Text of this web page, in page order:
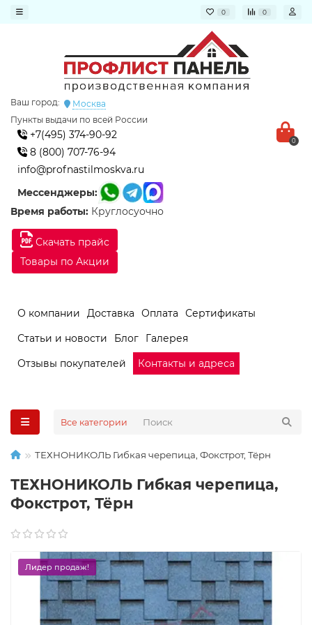
0 0
Скачать прайс
Товары по Акции
Ваш город:
Москва
Пункты выдачи по всей России
+7(495) 374-90-92
8 (800) 707-76-94
info@profnastilmoskva.ru
Мессенджеры:
Время работы: Круглосуочно
0
О компании Доставка Оплата
Сертификаты
Статьи и новости
Блог
Галерея
Отзывы покупателей
Контакты и адреса
Все категории
ТЕХНОНИКОЛЬ Гибкая черепица, Фокстрот, Тёрн
ТЕХНОНИКОЛЬ Гибкая черепица,
Фокстрот, Тёрн
Лидер продаж!